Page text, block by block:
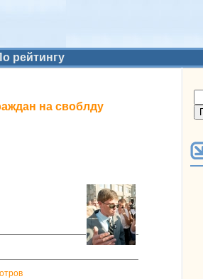
рейтингу
на своблду